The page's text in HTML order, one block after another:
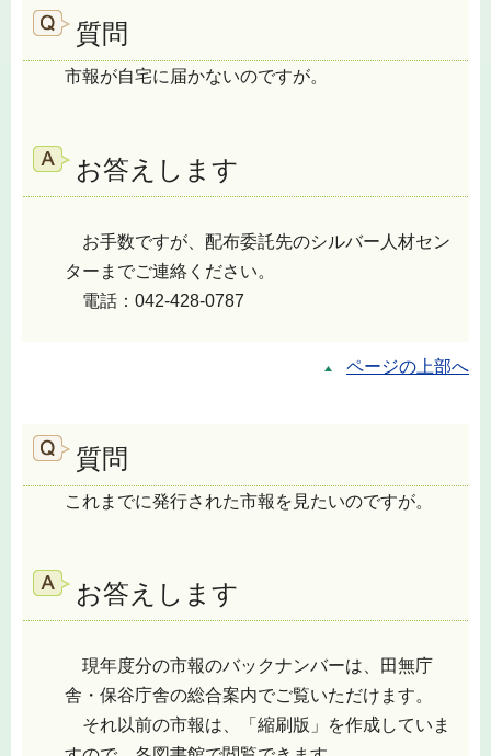
質問
市報が自宅に届かないのですが。
お答えします
お手数ですが、配布委託先のシルバー人材セン
ターまでご連絡ください。
電話：042-428-0787
ページの上部へ
質問
これまでに発行された市報を見たいのですが。
お答えします
現年度分の市報のバックナンバーは、田無庁
舎・保谷庁舎の総合案内でご覧いただけます。
それ以前の市報は、「縮刷版」を作成していま